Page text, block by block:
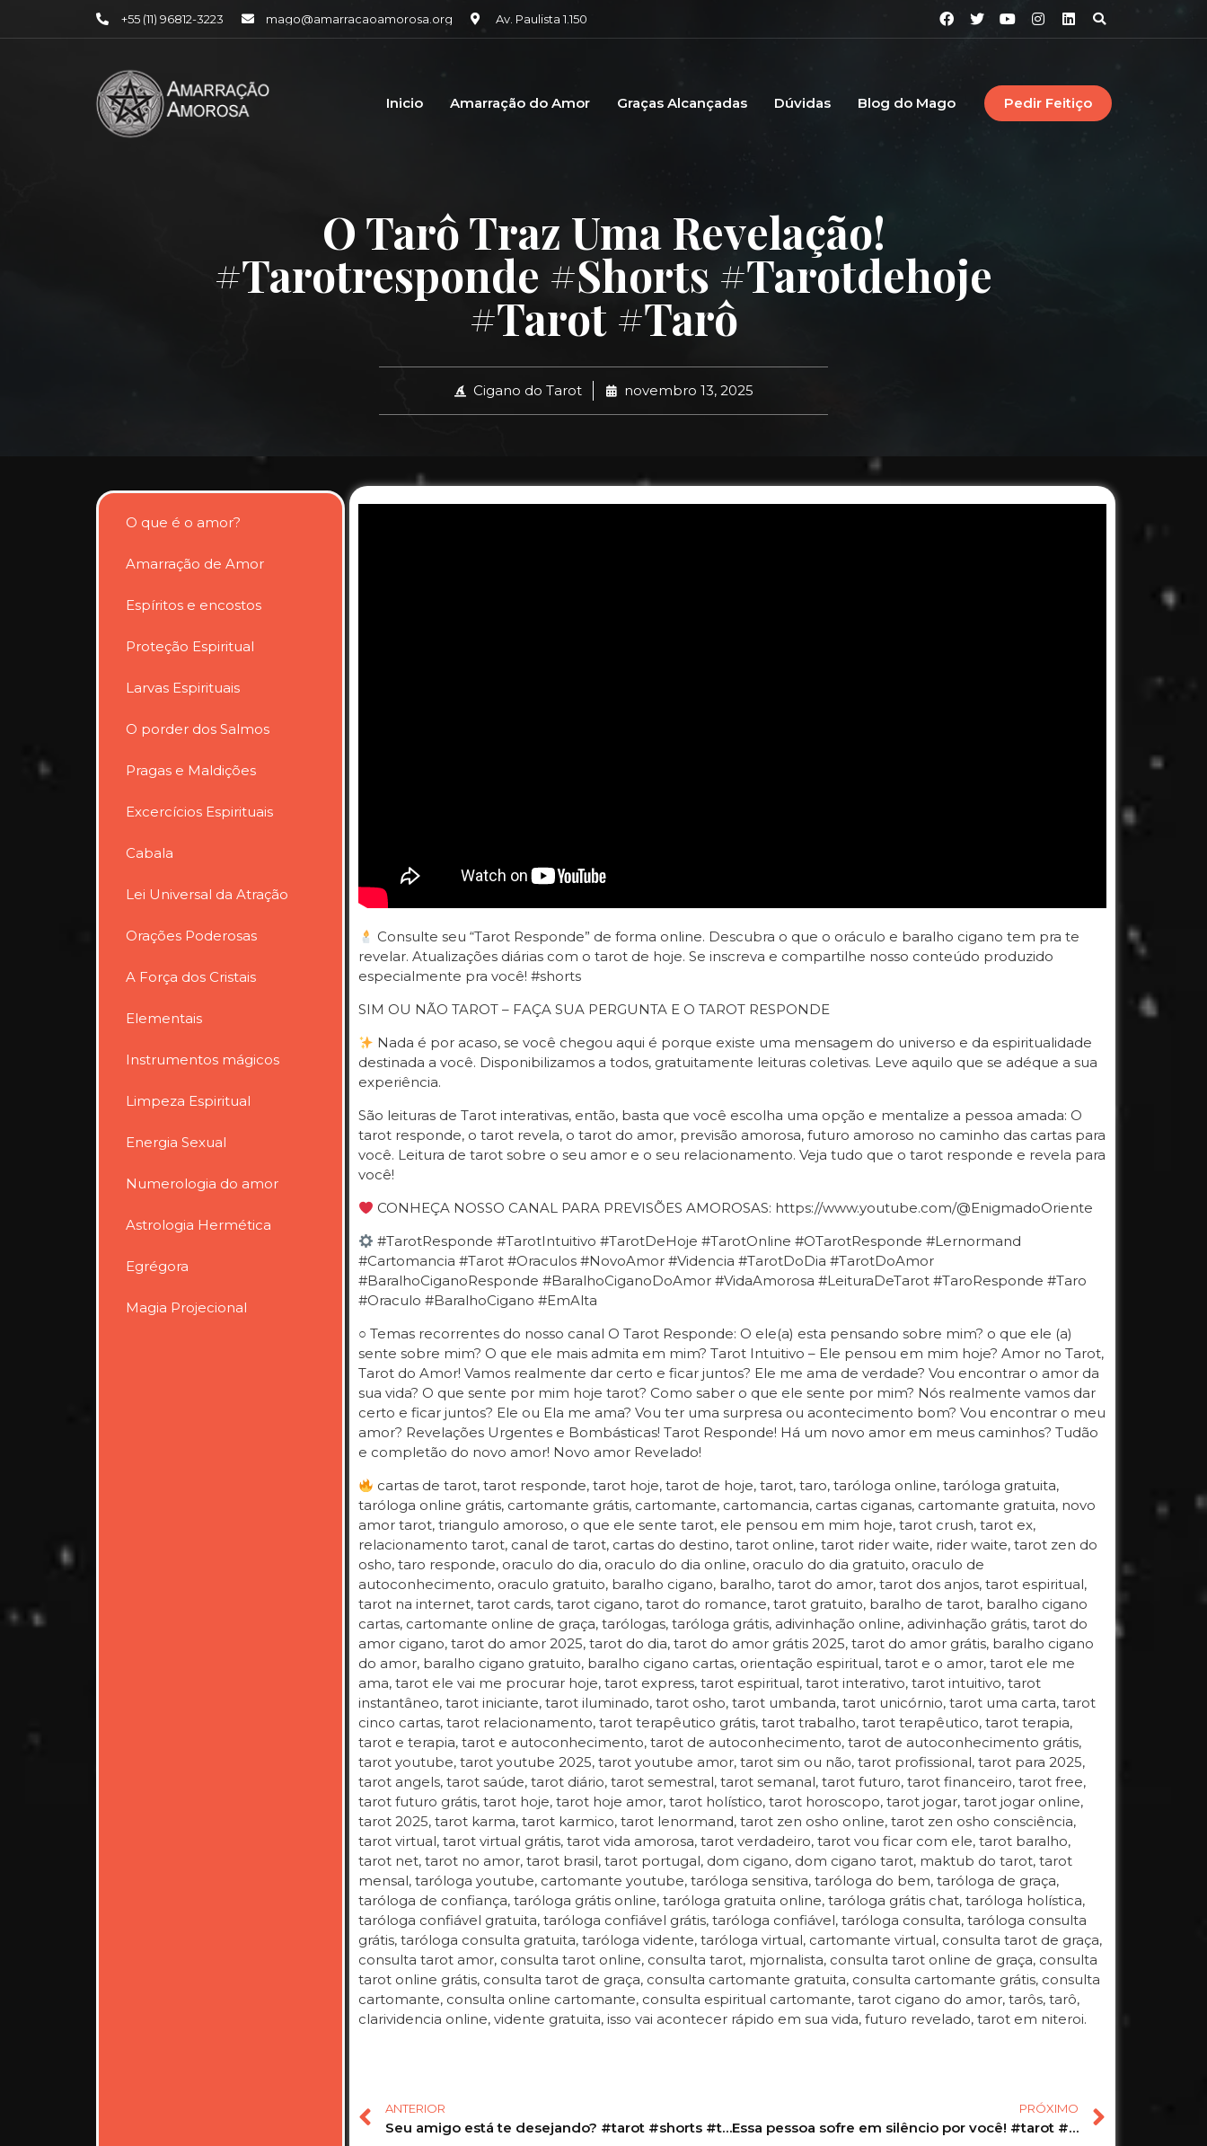
+55 (11) 96812-3223 mago@amarracaoamorosa.org Av. Paulista 1.150
Inicio Amarração do Amor Graças Alcançadas Dúvidas Blog do Mago Pedir Feitiço
O Tarô Traz Uma Revelação!
#tarotresponde #shorts #tarotdehoje
#tarot #tarô
Cigano do Tarot novembro 13, 2025
O que é o amor?
Amarração de Amor
Espíritos e encostos
Proteção Espiritual
Larvas Espirituais
O porder dos Salmos
Pragas e Maldições
Excercícios Espirituais
Cabala
Lei Universal da Atração
Orações Poderosas
A Força dos Cristais
Elementais
Instrumentos mágicos
Limpeza Espiritual
Energia Sexual
Numerologia do amor
Astrologia Hermética
Egrégora
Magia Projecional
Consulte seu “Tarot Responde” de forma online. Descubra o que o oráculo e baralho cigano tem pra te
revelar. Atualizações diárias com o tarot de hoje. Se inscreva e compartilhe nosso conteúdo produzido
especialmente pra você! #shorts
SIM OU NÃO TAROT – FAÇA SUA PERGUNTA E O TAROT RESPONDE
Nada é por acaso, se você chegou aqui é porque existe uma mensagem do universo e da espiritualidade
destinada a você. Disponibilizamos a todos, gratuitamente leituras coletivas. Leve aquilo que se adéque a sua
experiência.
São leituras de Tarot interativas, então, basta que você escolha uma opção e mentalize a pessoa amada: O
tarot responde, o tarot revela, o tarot do amor, previsão amorosa, futuro amoroso no caminho das cartas para
você. Leitura de tarot sobre o seu amor e o seu relacionamento. Veja tudo que o tarot responde e revela para
você!
CONHEÇA NOSSO CANAL PARA PREVISÕES AMOROSAS: https://www.youtube.com/@EnigmadoOriente
#TarotResponde #TarotIntuitivo #TarotDeHoje #TarotOnline #OTarotResponde #Lernormand
#Cartomancia #Tarot #Oraculos #NovoAmor #Videncia #TarotDoDia #TarotDoAmor
#BaralhoCiganoResponde #BaralhoCiganoDoAmor #VidaAmorosa #LeituraDeTarot #TaroResponde #Taro
#Oraculo #BaralhoCigano #EmAlta
○ Temas recorrentes do nosso canal O Tarot Responde: O ele(a) esta pensando sobre mim? o que ele (a)
sente sobre mim? O que ele mais admita em mim? Tarot Intuitivo – Ele pensou em mim hoje? Amor no Tarot,
Tarot do Amor! Vamos realmente dar certo e ficar juntos? Ele me ama de verdade? Vou encontrar o amor da
sua vida? O que sente por mim hoje tarot? Como saber o que ele sente por mim? Nós realmente vamos dar
certo e ficar juntos? Ele ou Ela me ama? Vou ter uma surpresa ou acontecimento bom? Vou encontrar o meu
amor? Revelações Urgentes e Bombásticas! Tarot Responde! Há um novo amor em meus caminhos? Tudão
e completão do novo amor! Novo amor Revelado!
cartas de tarot, tarot responde, tarot hoje, tarot de hoje, tarot, taro, taróloga online, taróloga gratuita,
taróloga online grátis, cartomante grátis, cartomante, cartomancia, cartas ciganas, cartomante gratuita, novo
amor tarot, triangulo amoroso, o que ele sente tarot, ele pensou em mim hoje, tarot crush, tarot ex,
relacionamento tarot, canal de tarot, cartas do destino, tarot online, tarot rider waite, rider waite, tarot zen do
osho, taro responde, oraculo do dia, oraculo do dia online, oraculo do dia gratuito, oraculo de
autoconhecimento, oraculo gratuito, baralho cigano, baralho, tarot do amor, tarot dos anjos, tarot espiritual,
tarot na internet, tarot cards, tarot cigano, tarot do romance, tarot gratuito, baralho de tarot, baralho cigano
cartas, cartomante online de graça, tarólogas, taróloga grátis, adivinhação online, adivinhação grátis, tarot do
amor cigano, tarot do amor 2025, tarot do dia, tarot do amor grátis 2025, tarot do amor grátis, baralho cigano
do amor, baralho cigano gratuito, baralho cigano cartas, orientação espiritual, tarot e o amor, tarot ele me
ama, tarot ele vai me procurar hoje, tarot express, tarot espiritual, tarot interativo, tarot intuitivo, tarot
instantâneo, tarot iniciante, tarot iluminado, tarot osho, tarot umbanda, tarot unicórnio, tarot uma carta, tarot
cinco cartas, tarot relacionamento, tarot terapêutico grátis, tarot trabalho, tarot terapêutico, tarot terapia,
tarot e terapia, tarot e autoconhecimento, tarot de autoconhecimento, tarot de autoconhecimento grátis,
tarot youtube, tarot youtube 2025, tarot youtube amor, tarot sim ou não, tarot profissional, tarot para 2025,
tarot angels, tarot saúde, tarot diário, tarot semestral, tarot semanal, tarot futuro, tarot financeiro, tarot free,
tarot futuro grátis, tarot hoje, tarot hoje amor, tarot holístico, tarot horoscopo, tarot jogar, tarot jogar online,
tarot 2025, tarot karma, tarot karmico, tarot lenormand, tarot zen osho online, tarot zen osho consciência,
tarot virtual, tarot virtual grátis, tarot vida amorosa, tarot verdadeiro, tarot vou ficar com ele, tarot baralho,
tarot net, tarot no amor, tarot brasil, tarot portugal, dom cigano, dom cigano tarot, maktub do tarot, tarot
mensal, taróloga youtube, cartomante youtube, taróloga sensitiva, taróloga do bem, taróloga de graça,
taróloga de confiança, taróloga grátis online, taróloga gratuita online, taróloga grátis chat, taróloga holística,
taróloga confiável gratuita, taróloga confiável grátis, taróloga confiável, taróloga consulta, taróloga consulta
grátis, taróloga consulta gratuita, taróloga vidente, taróloga virtual, cartomante virtual, consulta tarot de graça,
consulta tarot amor, consulta tarot online, consulta tarot, mjornalista, consulta tarot online de graça, consulta
tarot online grátis, consulta tarot de graça, consulta cartomante gratuita, consulta cartomante grátis, consulta
cartomante, consulta online cartomante, consulta espiritual cartomante, tarot cigano do amor, tarôs, tarô,
clarividencia online, vidente gratuita, isso vai acontecer rápido em sua vida, futuro revelado, tarot em niteroi.
ANTERIOR
Seu amigo está te desejando? #tarot #shorts #tarotdehoje #taro #tarô
PRÓXIMO
Essa pessoa sofre em silêncio por você! #tarot #tarotonline #tarotdehoje #tarotdoamor